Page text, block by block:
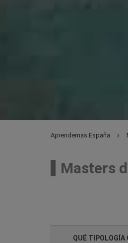
Aprendemas España
Masters
QUÉ TIPOLOGÍA